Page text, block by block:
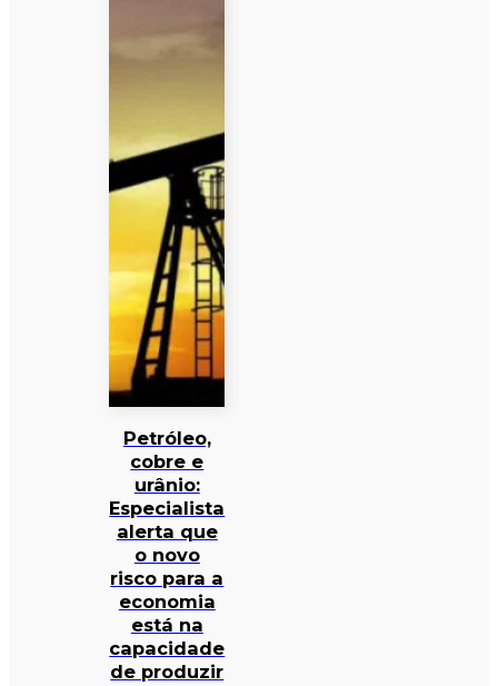
Petróleo,
cobre e
urânio:
Especialista
alerta que
o novo
risco para a
economia
está na
capacidade
de produzir